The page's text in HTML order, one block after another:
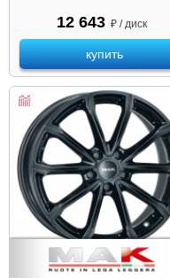
12 643 ₽ / диск
купить